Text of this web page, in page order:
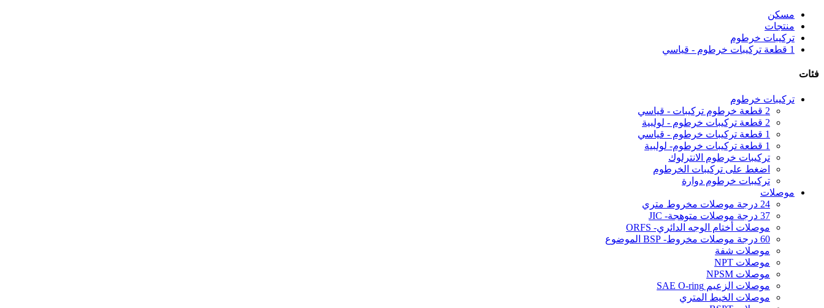
مسكن
منتجات
تركيبات خرطوم
1 قطعة تركيبات خرطوم - قياسي
فئات
تركيبات خرطوم
2 قطعة خرطوم تركيبات - قياسي
2 قطعة تركيبات خرطوم - لولبية
1 قطعة تركيبات خرطوم - قياسي
1 قطعة تركيبات خرطوم- لولبية
تركيبات خرطوم الانترلوك
اضغط على تركيبات الخرطوم
تركيبات خرطوم دوارة
موصلات
24 درجة موصلات مخروط متري
37 درجة موصلات متوهجة- JIC
موصلات أختام الوجه الدائري- ORFS
60 درجة موصلات مخروط- BSP الموضوع
موصلات شفة
موصلات NPT
موصلات NPSM
موصلات الزعيم SAE O-ring
موصلات الخيط المتري